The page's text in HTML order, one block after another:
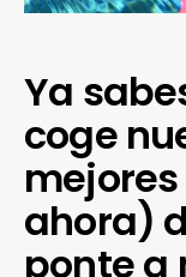
Ya
coge
ahora)
ponte a